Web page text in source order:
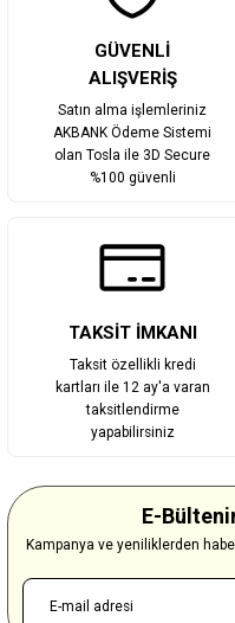
GÜVENLİ
ALIŞVERİŞ
Satın alma işlemleriniz
AKBANK Ödeme Sistemi
olan Tosla ile 3D Secure
%100 güvenli
TAKSİT İMKANI
Taksit özellikli kredi
kartları ile 12 ay'a varan
taksitlendirme
yapabilirsiniz
E-
Kampanya ve yeniliklerden